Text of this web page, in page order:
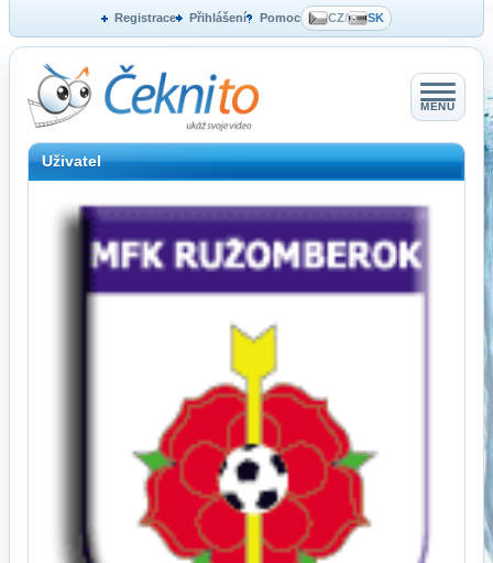
Registrace Přihlášení Pomoc CZ/ SK
MENU
Uživatel